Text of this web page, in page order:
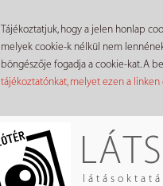
Tájékoztatjuk, hogy a jelen honlap
melyek cookie-k nélkül nem
böngészője fogadja a cookie-kat. A
tájékoztatónkat, melyet ezen a linken